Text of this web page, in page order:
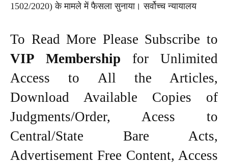
1502/2020) के मामले में फैसला सुनाया। सर्वोच्च न्यायालय
To Read More Please Subscribe to
VIP Membership for Unlimited
Access to All the Articles,
Download Available Copies of
Judgments/Order, Acess to
Central/State Bare Acts,
Advertisement Free Content, Access